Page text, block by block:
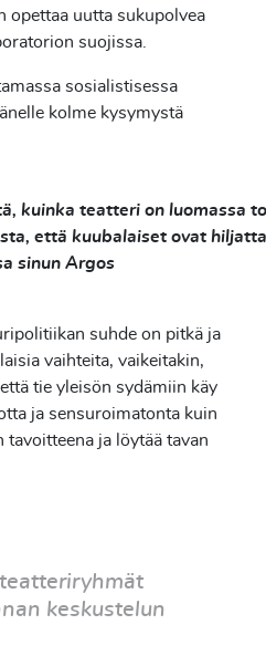
opettaa uutta sukupolvea
suojissa.
sosialistisessa
kolme kysymystä
kuinka teatteri on luomassa
että kuubalaiset ovat
sinun Argos
suhde on pitkä ja
vaihteita, vaikeitakin,
tie yleisön sydämiin käy
ja sensuroimatonta kuin
ja löytää tavan
keskustelun